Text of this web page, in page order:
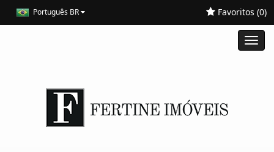
Português BR Favoritos (0)